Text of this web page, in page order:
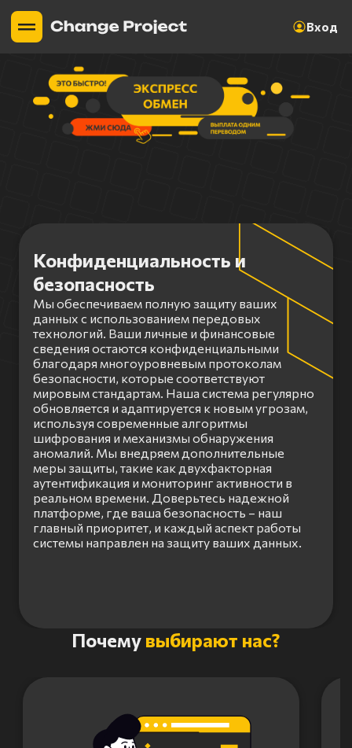
Вход
Конфиденциальность и
безопасность
Мы обеспечиваем полную защиту ваших
данных с использованием передовых
технологий. Ваши личные и финансовые
сведения остаются конфиденциальными
благодаря многоуровневым протоколам
безопасности, которые соответствуют
мировым стандартам. Наша система регулярно
обновляется и адаптируется к новым угрозам,
используя современные алгоритмы
шифрования и механизмы обнаружения
аномалий. Мы внедряем дополнительные
меры защиты, такие как двухфакторная
аутентификация и мониторинг активности в
реальном времени. Доверьтесь надежной
платформе, где ваша безопасность – наш
главный приоритет, и каждый аспект работы
системы направлен на защиту ваших данных.
Почему выбирают нас?